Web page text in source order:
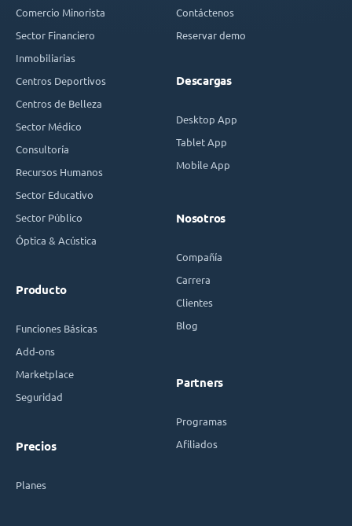
Comercio Minorista
Sector Financiero
Inmobiliarias
Centros Deportivos
Centros de Belleza
Sector Médico
Consultoría
Recursos Humanos
Sector Educativo
Sector Público
Óptica & Acústica
Producto
Funciones Básicas
Add-ons
Marketplace
Seguridad
Precios
Planes
Contáctenos
Reservar demo
Descargas
Desktop App
Tablet App
Mobile App
Nosotros
Compañía
Carrera
Clientes
Blog
Partners
Programas
Afiliados